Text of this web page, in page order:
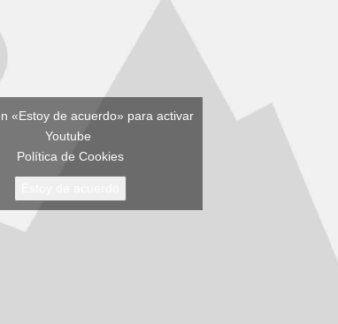
«Estoy de acuerdo» para activar
Youtube
Política de Cookies